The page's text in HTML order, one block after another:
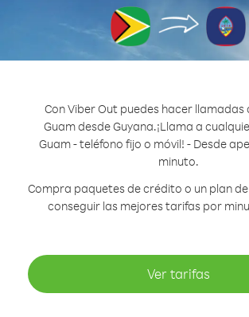
Con Viber Out puedes hacer llamadas
Guam desde Guyana.¡Llama a
Guam - teléfono fijo o móvil! - Desde
minuto.
Compra paquetes de crédito o un plan
conseguir las mejores tarifas por
Ver tarifas